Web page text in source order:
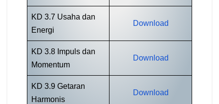
KD 3.7 Usaha dan
Energi
Download
KD 3.8 Impuls dan
Momentum
Download
KD 3.9 Getaran
Harmonis
Download